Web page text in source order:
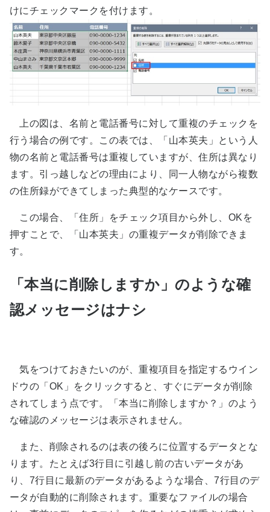
けにチェックマークを付けます。
上の図は、名前と電話番号に対して重複のチェックを
行う場合の例です。この表では、「山本英夫」という人
物の名前と電話番号は重複していますが、住所は異なり
ます。引っ越しなどの理由により、同一人物ながら複数
の住所録ができてしまった典型的なケースです。
この場合、「住所」をチェック項目から外し、OKを
押すことで、「山本英夫」の重複データが削除できま
す。
「本当に削除しますか」のような確
認メッセージはナシ
気をつけておきたいのが、重複項目を指定するウイン
ドウの「OK」をクリックすると、すぐにデータが削除
されてしまう点です。「本当に削除しますか？」のよう
な確認のメッセージは表示されません。
また、削除されるのは表の後ろに位置するデータとな
ります。たとえば3行目に引越し前の古いデータがあ
り、7行目に最新のデータがあるような場合、7行目のデ
ータが自動的に削除されます。重要なファイルの場合